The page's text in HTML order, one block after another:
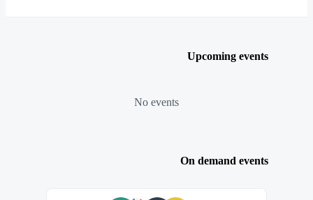
Upcoming events
No events
On demand events